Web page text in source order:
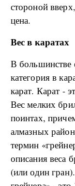
стороной
цена.
Вес в каратах
В большинстве
категория в
карат. Карат -
Вес мелких
поинтах,
алмазных
термин
описания веса
(или один